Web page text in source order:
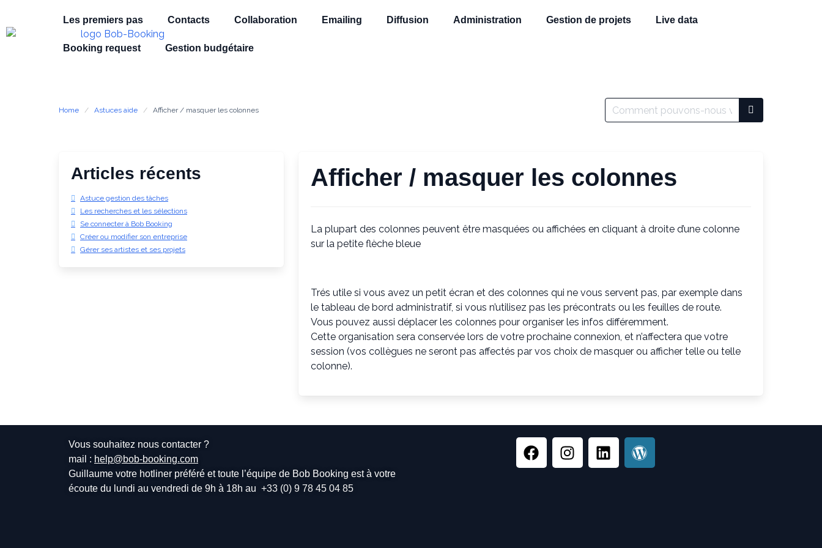
Les premiers pas Contacts Collaboration Emailing Diffusion Administration Gestion de projets Live data
Booking request Gestion budgétaire
Home Astuces aide Afficher / masquer les colonnes
Articles récents
Astuce gestion des tâches
Les recherches et les sélections
Se connecter à Bob Booking
Créer ou modifier son entreprise
Gérer ses artistes et ses projets
Afficher / masquer les colonnes
La plupart des colonnes peuvent être masquées ou affichées en cliquant à droite d’une colonne
sur la petite flèche bleue
Trés utile si vous avez un petit écran et des colonnes qui ne vous servent pas, par exemple dans
le tableau de bord administratif, si vous n’utilisez pas les précontrats ou les feuilles de route.
Vous pouvez aussi déplacer les colonnes pour organiser les infos différemment.
Cette organisation sera conservée lors de votre prochaine connexion, et n’affectera que votre
session (vos collègues ne seront pas affectés par vos choix de masquer ou afficher telle ou telle
colonne).
Vous souhaitez nous contacter ?
mail : help@bob-booking.com
Guillaume votre hotliner préféré et toute l’équipe de Bob Booking est à votre
écoute du lundi au vendredi de 9h à 18h au +33 (0) 9 78 45 04 85